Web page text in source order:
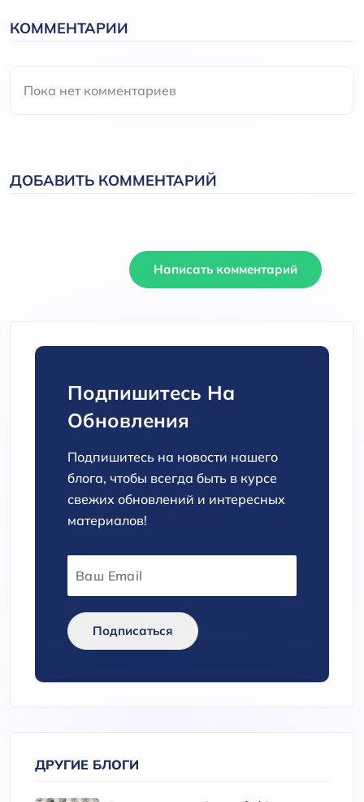
КОММЕНТАРИИ
Пока нет комментариев
ДОБАВИТЬ КОММЕНТАРИЙ
Написать комментарий
Подпишитесь На
Обновления
Подпишитесь на новости нашего
блога, чтобы всегда быть в курсе
свежих обновлений и интересных
материалов!
Подписаться
ДРУГИЕ БЛОГИ